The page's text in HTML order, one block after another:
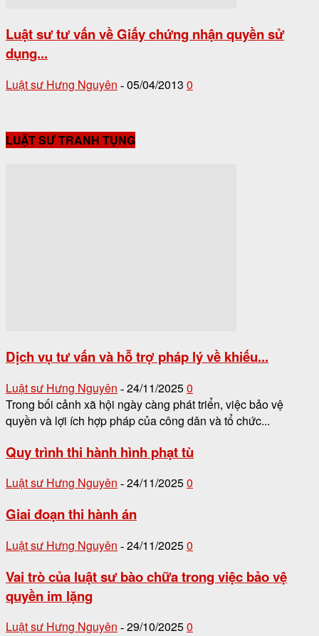
Luật sư tư vấn về Giấy chứng nhận quyền sử
dụng...
Luật sư Hưng Nguyên - 05/04/2013 0
LUẬT SƯ TRANH TỤNG
Dịch vụ tư vấn và hỗ trợ pháp lý về khiếu...
Luật sư Hưng Nguyên - 24/11/20250
Trong bối cảnh xã hội ngày càng phát triển, việc bảo vệ
quyền và lợi ích hợp pháp của công dân và tổ chức...
Quy trình thi hành hình phạt tù
Luật sư Hưng Nguyên - 24/11/20250
Giai đoạn thi hành án
Luật sư Hưng Nguyên - 24/11/20250
Vai trò của luật sư bào chữa trong việc bảo vệ
quyền im lặng
Luật sư Hưng Nguyên - 29/10/20250